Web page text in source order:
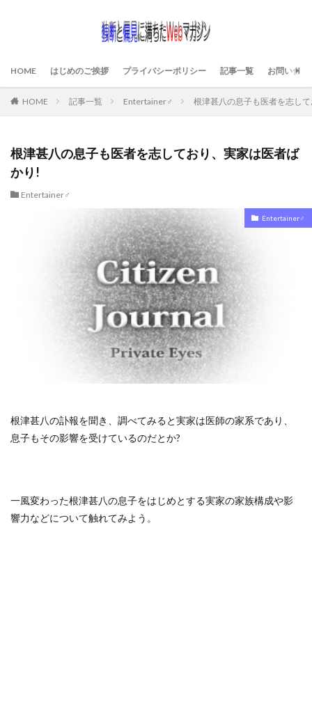
HOME はじめのご挨拶 プライバシーポリシー 記事一覧 お問い合わ
HOME 記事一覧 Entertainer♂ 根津甚八の息子も医者を志し
根津甚八の息子も医者を志しており、実家は医者ば
かり!
Entertainer♂
Entertainer♂
根津甚八の訃報を聞き、調べてみると実家は医師の家系であり、
息子もその影響を受けているのだとか?
一風変わった根津甚八の息子をはじめとする実家の家族構成や影
響力などについて触れてみよう。